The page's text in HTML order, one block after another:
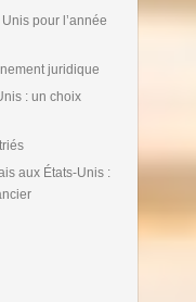
pour l’année
juridique
: un choix
aux États-Unis :